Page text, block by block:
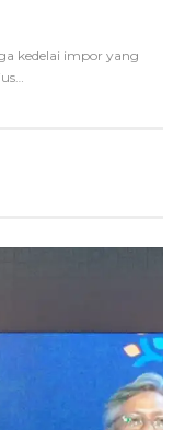
kedelai impor yang
…